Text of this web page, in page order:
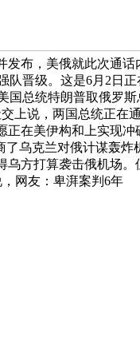
布，美俄就此次通
晋级。这是6月2日
总统特朗普取俄罗
上说，两国总统正在
在美伊构和上实现
乌克兰对俄计谋轰
方打算袭击俄机场
网友：卑湃案判6年